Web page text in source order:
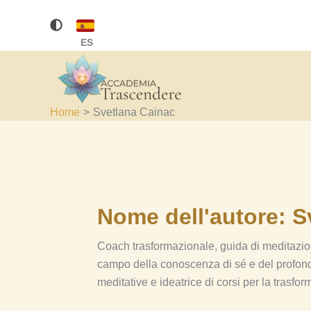
ES
Home Svetlana Cainac
Nome dell'autore:
Coach trasformazionale, guida di
campo della conoscenza di sé e del
meditative e ideatrice di corsi per la